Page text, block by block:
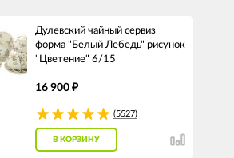
Дулевский чайный сервиз
форма "Белый Лебедь" рисунок
"Цветение" 6/15
16 900 ₽
(5527)
В КОРЗИНУ